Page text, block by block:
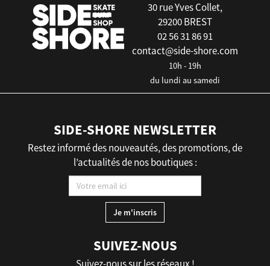
30 rue Yves Collet,
29200 BREST
02 56 31 86 91
contact@side-shore.com
10h - 19h
du lundi au samedi
SIDE-SHORE NEWSLETTER
Restez informé des nouveautés, des promotions, de
l’actualités de nos boutiques :
SUIVEZ-NOUS